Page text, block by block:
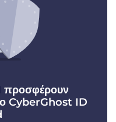
προσφέρουν
CyberGhost ID